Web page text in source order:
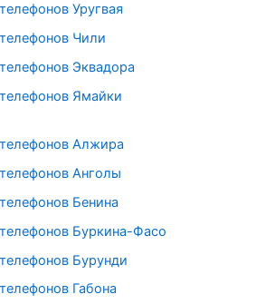
Уругвая
Чили
Эквадора
Ямайки
Алжира
Анголы
Бенина
Буркина-Фасо
Бурунди
Габона